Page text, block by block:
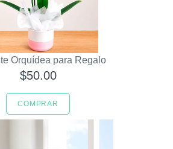
Orquídea para Regalo
$50.00
COMPRAR